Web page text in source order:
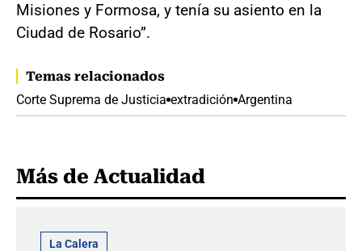
Misiones y Formosa, y tenía su asiento en la
Ciudad de Rosario”.
Temas relacionados
Corte Suprema de Justicia extradición Argentina
Más de Actualidad
La Calera